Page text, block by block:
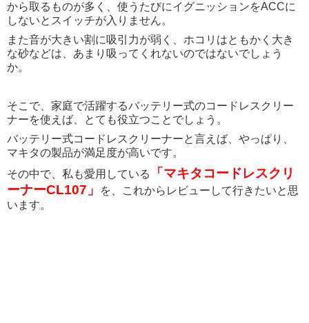
から取るものが多く、使うたびにイグニッションをACCに
しないとスイッチが入りません。
また音が大きい割に吸引力が弱く、ホコリはともかく大き
な砂などは、あまり吸ってくれないのではないでしょう
か。
そこで、家庭で活躍するバッテリー式のコードレスクリー
ナーを使えば、とても役立つことでしょう。
バッテリー式コードレスクリーナーと言えば、やっぱり、
マキタの製品が満足度が高いです。
その中で、私も愛用している
「マキタコードレスクリ
ーナーCL107」
を、これからレビューして行きたいと思
います。